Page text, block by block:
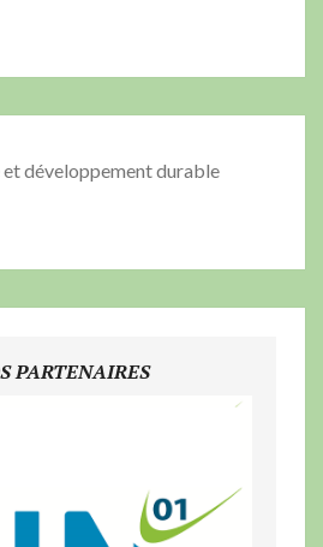
développement durable
PARTENAIRES